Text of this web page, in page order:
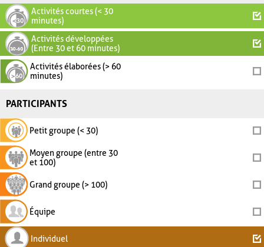
Activités courtes (< 30
minutes)
Activités développées
(Entre 30 et 60 minutes)
Activités élaborées (> 60
minutes)
PARTICIPANTS
Petit groupe (< 30)
Moyen groupe (entre 30
et 100)
Grand groupe (> 100)
Équipe
Individuel